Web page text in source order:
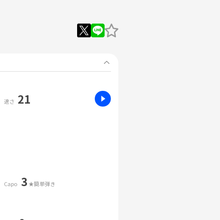
速さ 21
Capo 3 ★簡単弾き